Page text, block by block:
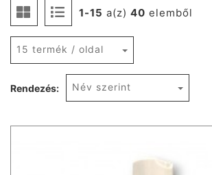
1-15 a(z) 40 elemből
15 termék / oldal
Rendezés: Név szerint